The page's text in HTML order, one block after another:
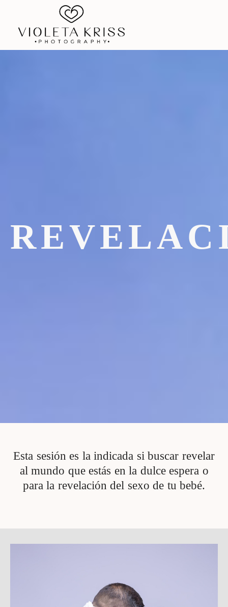
Esta sesión es la indicada si buscar revelar
al mundo que estás en la dulce espera o
para la revelación del sexo de tu bebé.